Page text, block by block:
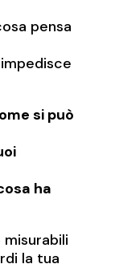
pensa
si può
ha
la tua